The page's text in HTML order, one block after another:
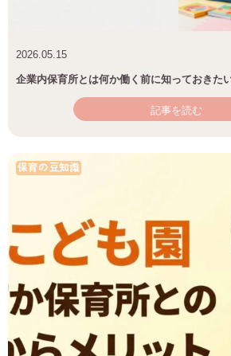
2026.05.15
企業内保育所とは何か働く前に知っておきた
記事を読む
保育の豆知識